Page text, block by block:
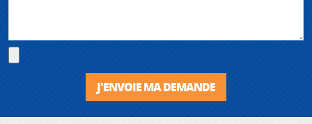
J'ENVOIE MA DEMANDE